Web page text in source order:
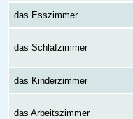
das Esszimmer
das Schlafzimmer
das Kinderzimmer
das Arbeitszimmer